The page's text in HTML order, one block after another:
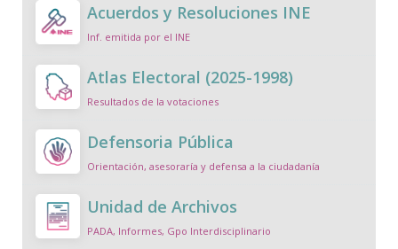
Acuerdos y Resoluciones INE
Inf. emitida por el INE
Atlas Electoral (2025-1998)
Resultados de la votaciones
Defensoria Pública
Orientación, asesoraría y defensa a la ciudadanía
Unidad de Archivos
PADA, Informes, Gpo Interdisciplinario